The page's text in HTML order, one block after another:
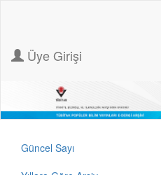
Üye Girişi
Güncel Sayı